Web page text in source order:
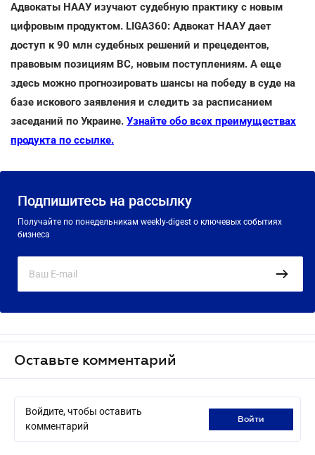
Адвокаты НААУ изучают судебную практику с новым
цифровым продуктом. LIGA360: Адвокат НААУ дает
доступ к 90 млн судебных решений и прецедентов,
правовым позициям ВС, новым поступлениям. А еще
здесь можно прогнозировать шансы на победу в суде на
базе искового заявления и следить за расписанием
заседаний по Украине. Узнайте обо всех преимуществах
продукта по ссылке.
Подпишитесь на рассылку
Получайте по понедельникам weekly-digest о ключевых событиях
бизнеса
Оставьте комментарий
Войдите, чтобы оставить
комментарий
войти